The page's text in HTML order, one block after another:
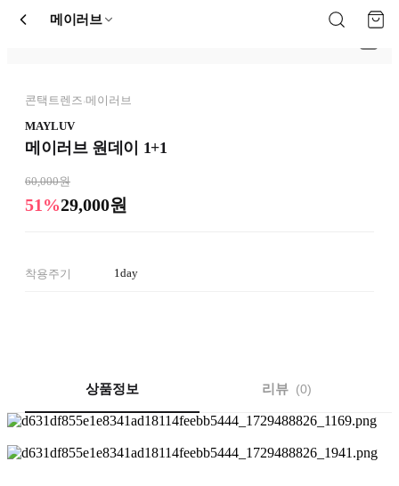
메이러브
콘택트렌즈›메이러브
MAYLUV
메이러브 원데이 1+1
60,000원
51%29,000원
착용주기 1day
상품정보 리뷰 0